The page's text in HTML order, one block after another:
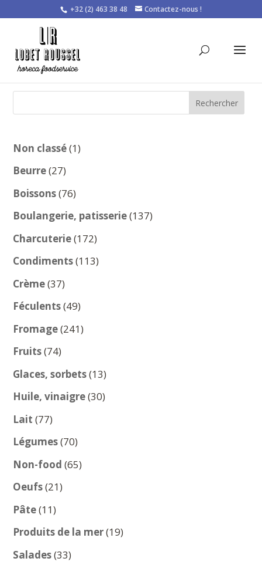
+32 (2) 463 38 48 Contactez-nous !
Rechercher
Non classé 11
Beurre 2727
produits
Boissons 7676
produits
Boulangerie, patisserie 137137
Charcuterie 172172
produits
Condiments 113113
Crème 3737
produits
Féculents 4949
produits
Fromage 241241
Fruits 7474
produits
Glaces, sorbets 1313
produits
Huile, vinaigre 3030
Lait 7777
produits
Légumes 7070
produits
Non-food 6565
Oeufs 2121
Pâte 1111
produits
Produits de la mer 1919
Salades 3333